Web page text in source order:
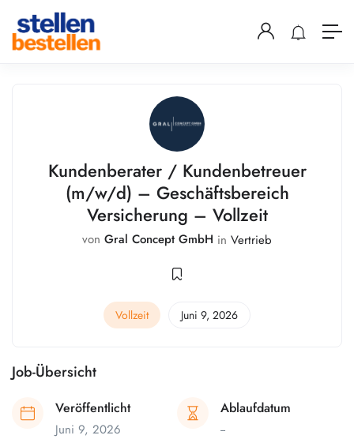
Kundenberater / Kundenbetreuer
(m/w/d) – Geschäftsbereich
Versicherung – Vollzeit
von Gral Concept GmbH in Vertrieb
Vollzeit Juni 9, 2026
Job-Übersicht
Veröffentlicht
Juni 9, 2026
Ablaufdatum
--